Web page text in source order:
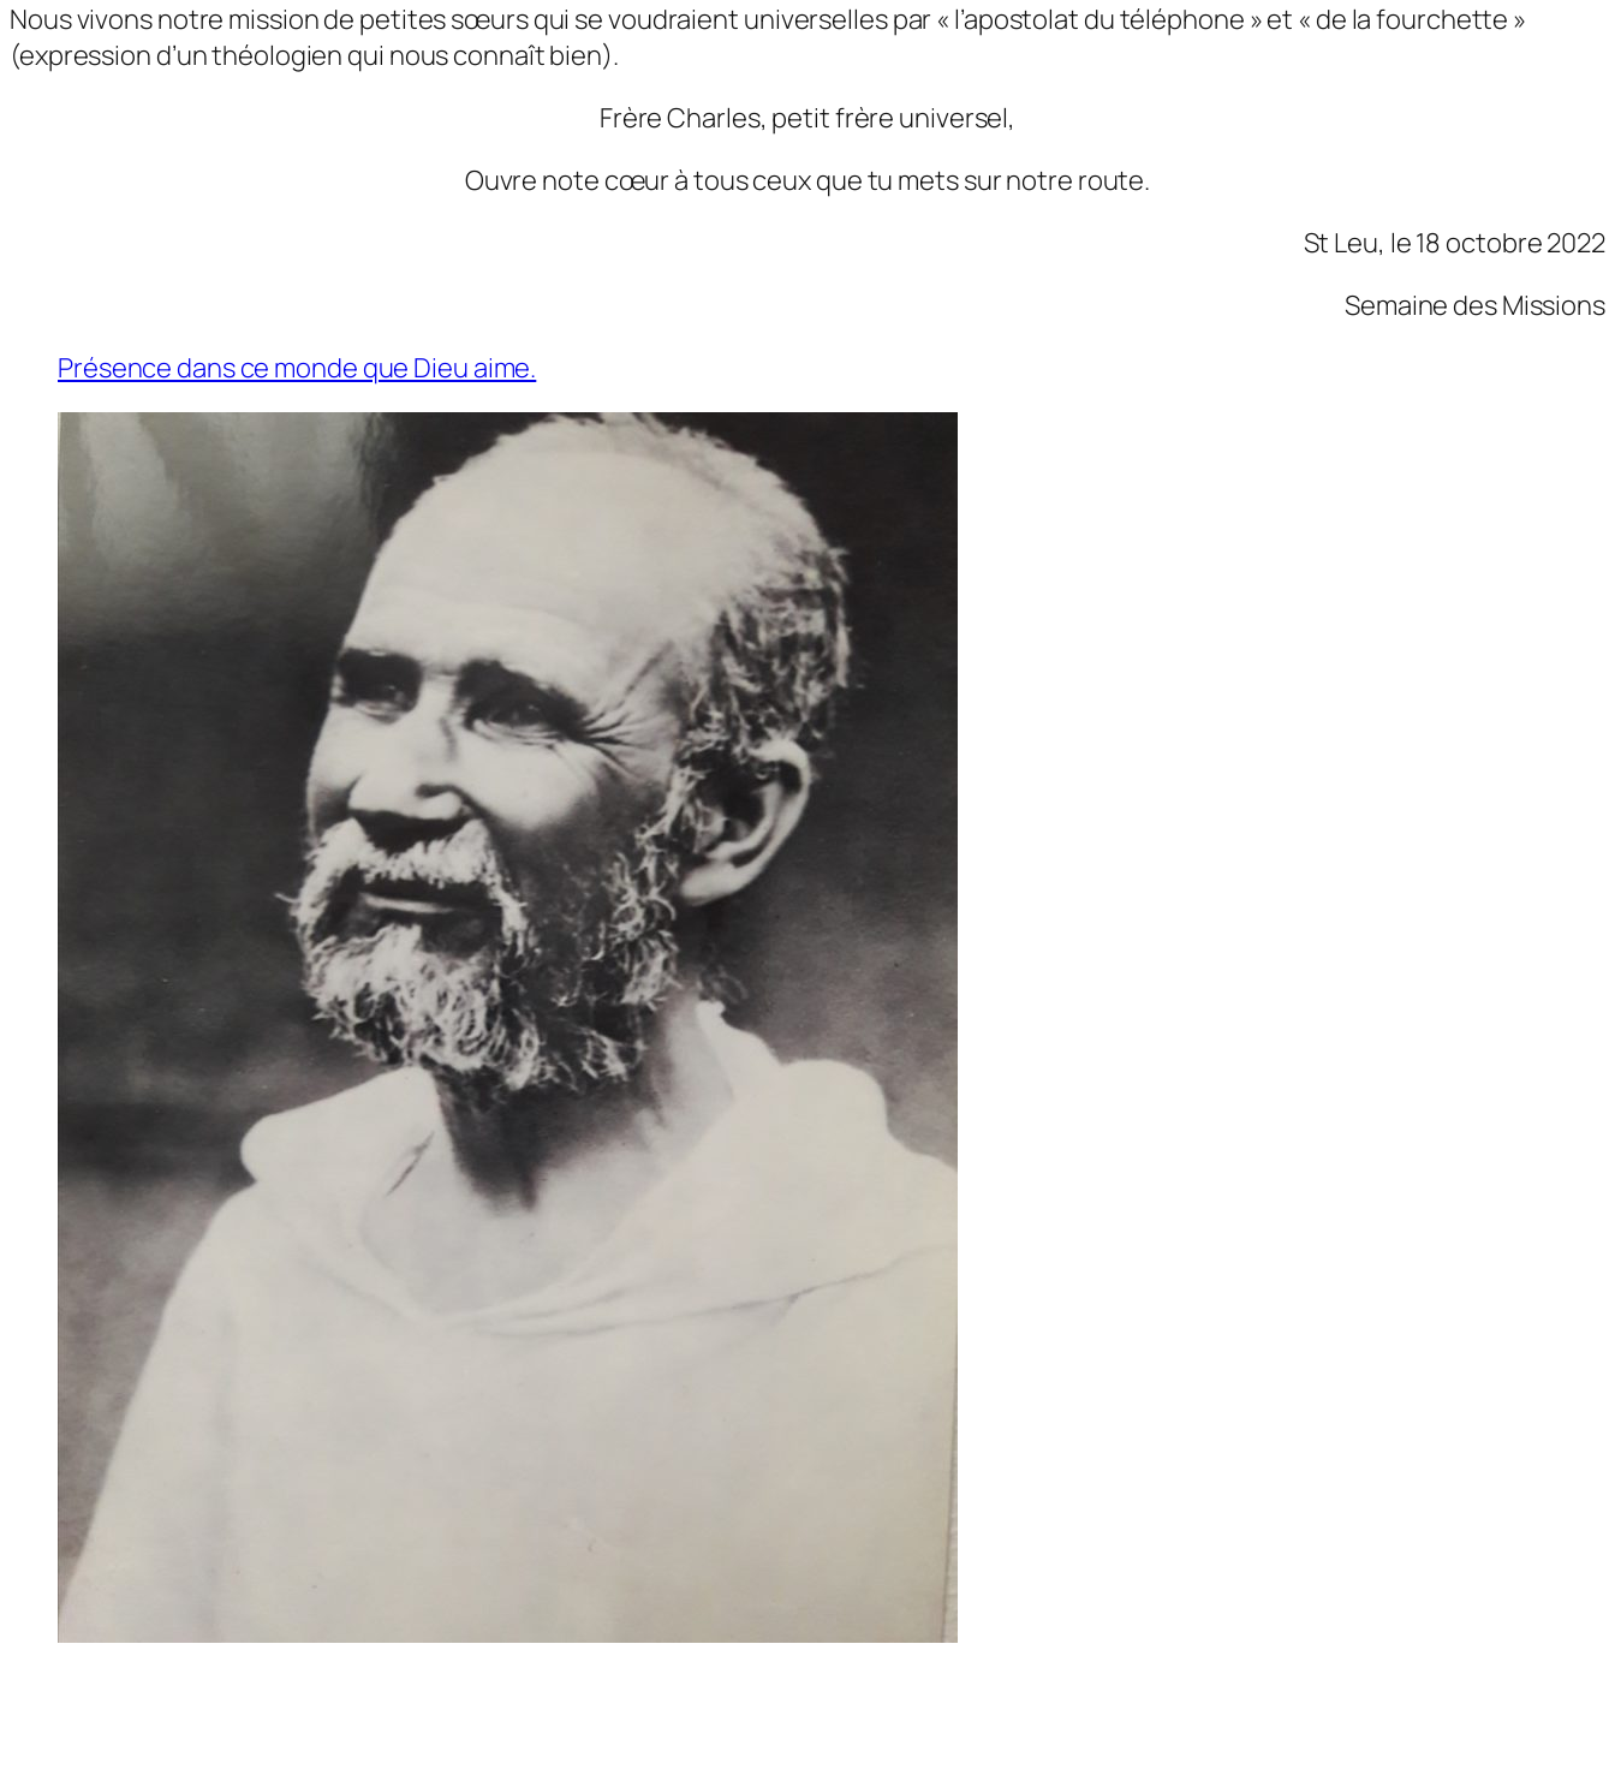
Nous vivons notre mission de petites sœurs qui se voudraient universelles par « l’apostolat du téléphone » et « de la fourchette »
(expression d’un théologien qui nous connaît bien).
Frère Charles, petit frère universel,
Ouvre note cœur à tous ceux que tu mets sur notre route.
St Leu, le 18 octobre 2022
Semaine des Missions
Présence dans ce monde que Dieu aime.